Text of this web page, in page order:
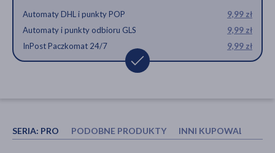
Automaty DHL i punkty POP
9,99 zł
Automaty i punkty odbioru GLS
9,99 zł
InPost Paczkomat 24/7
9,99 zł
SERIA: PRO PODOBNE PRODUKTY INNI KUPOWALI